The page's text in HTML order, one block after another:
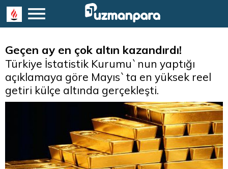
Geçen ay en çok altın kazandırdı!
Türkiye İstatistik Kurumu`nun yaptığı
açıklamaya göre Mayıs`ta en yüksek reel
getiri külçe altında gerçekleşti.